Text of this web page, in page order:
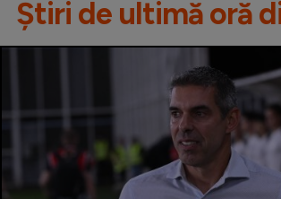
Știri de ultimă oră